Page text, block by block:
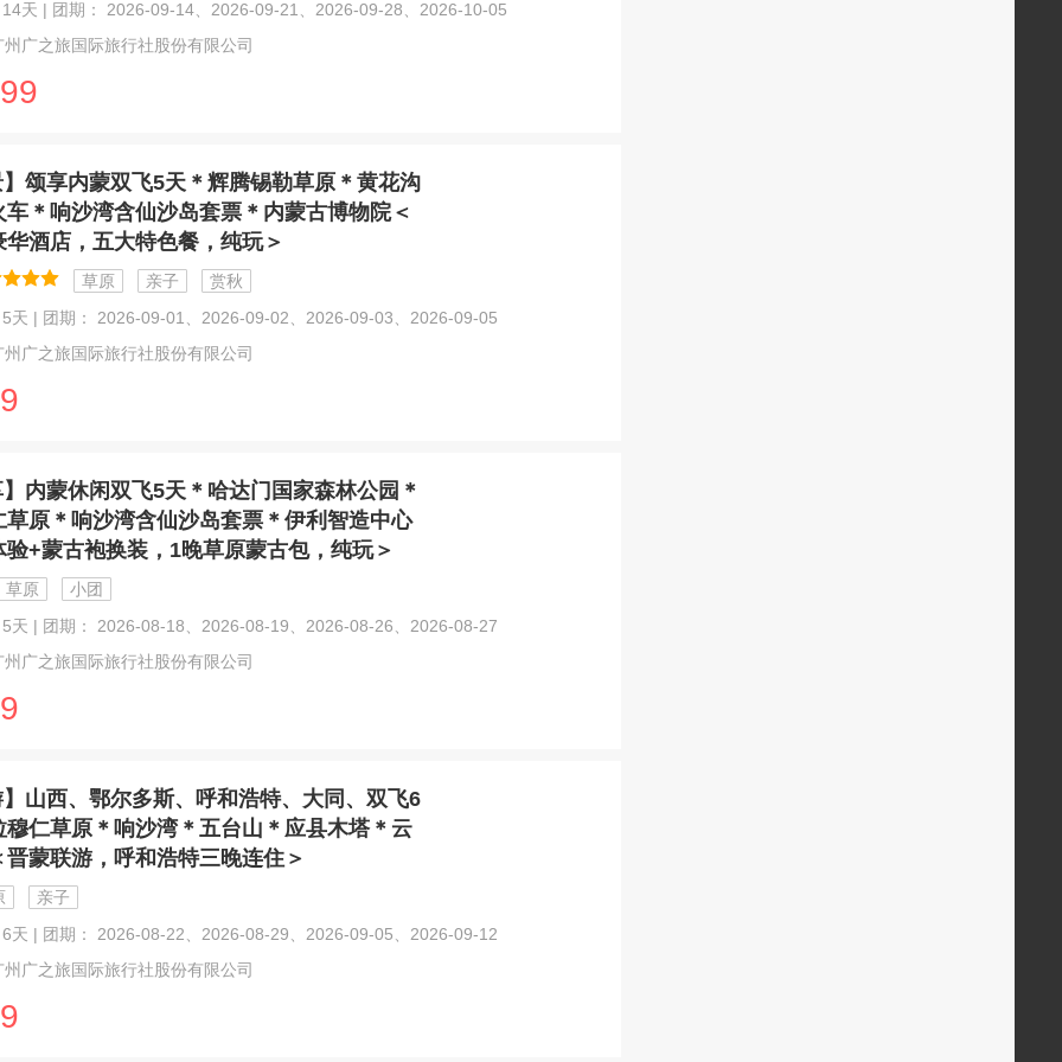
天 | 团期： 2026-09-14、2026-09-21、2026-09-28、2026-10-05
广之旅国际旅行社股份有限公司
】颂享内蒙双飞5天＊辉腾锡勒草原＊黄花沟
车＊响沙湾含仙沙岛套票＊内蒙古博物院＜
华酒店，五大特色餐，纯玩＞
草原 亲子
赏秋
天 | 团期： 2026-09-01、2026-09-02、2026-09-03、2026-09-05
广之旅国际旅行社股份有限公司
】内蒙休闲双飞5天＊哈达门国家森林公园＊
草原＊响沙湾含仙沙岛套票＊伊利智造中心
验+蒙古袍换装，1晚草原蒙古包，纯玩＞
草原
小团
天 | 团期： 2026-08-18、2026-08-19、2026-08-26、2026-08-27
广之旅国际旅行社股份有限公司
】山西、鄂尔多斯、呼和浩特、大同、双飞6
穆仁草原＊响沙湾＊五台山＊应县木塔＊云
晋蒙联游，呼和浩特三晚连住＞
亲子
天 | 团期： 2026-08-22、2026-08-29、2026-09-05、2026-09-12
广之旅国际旅行社股份有限公司